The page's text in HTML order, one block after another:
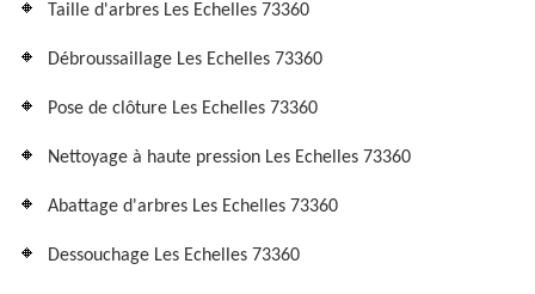
Taille d'arbres Les Echelles 73360
Débroussaillage Les Echelles 73360
Pose de clôture Les Echelles 73360
Nettoyage à haute pression Les Echelles 73360
Abattage d'arbres Les Echelles 73360
Dessouchage Les Echelles 73360